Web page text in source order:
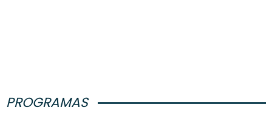
PROGRAMAS